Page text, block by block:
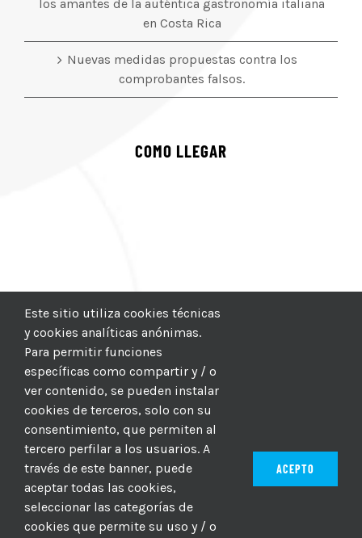
los amantes de la auténtica gastronomía italiana
en Costa Rica
Nuevas medidas propuestas contra los
comprobantes falsos.
COMO LLEGAR
© 2012–2025 |CICIC| Hosting: Hosting Para PYMES
Este sitio utiliza cookies técnicas
y cookies analíticas anónimas.
Para permitir funciones
específicas como compartir y / o
ver contenido, se pueden instalar
cookies de terceros, solo con su
consentimiento, que permiten al
tercero perfilar a los usuarios. A
través de este banner, puede
aceptar todas las cookies,
seleccionar las categorías de
cookies que permite su uso y / o
ACEPTO